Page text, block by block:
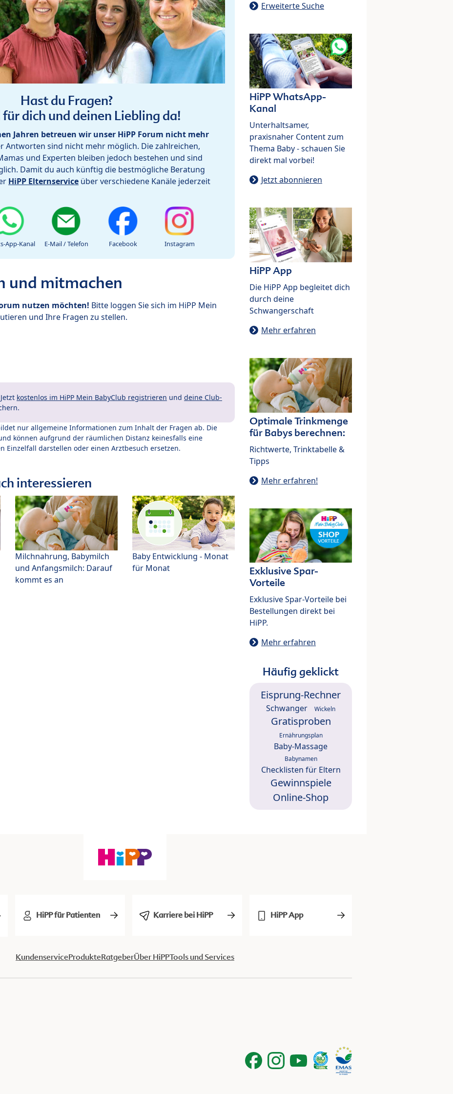
Hast du Fragen?
dich und deinen Liebling da!
Jahren betreuen wir unser HiPP Forum nicht mehr
Antworten sind nicht mehr möglich. Die zahlreichen,
und Experten bleiben jedoch bestehen und sind
Damit du auch künftig die bestmögliche Beratung
HiPP Elternservice über verschiedene Kanäle jederzeit
App-Kanal E-Mail / Telefon Facebook Instagram
und mitmachen
nutzen möchten! Bitte loggen Sie sich im HiPP Mein
und Ihre Fragen zu stellen.
Jetzt kostenlos im HiPP Mein BabyClub registrieren und deine Club-
nur allgemeine Informationen zum Inhalt der Fragen ab. Die
können aufgrund der räumlichen Distanz keinesfalls eine
Einzelfall darstellen oder einen Arztbesuch ersetzen.
interessieren
Milchnahrung, Babymilch
und Anfangsmilch: Darauf
kommt es an
Baby Entwicklung - Monat
für Monat
Erweiterte Suche
HiPP WhatsApp-
Kanal
Unterhaltsamer,
praxisnaher Content zum
Thema Baby - schauen Sie
direkt mal vorbei!
Jetzt abonnieren
HiPP App
Die HiPP App begleitet dich
durch deine
Schwangerschaft
Mehr erfahren
Optimale Trinkmenge
für Babys berechnen:
Richtwerte, Trinktabelle &
Tipps
Mehr erfahren!
Exklusive Spar-
Vorteile
Exklusive Spar-Vorteile bei
Bestellungen direkt bei
HiPP.
Mehr erfahren
Häufig geklickt
Eisprung-Rechner
Schwanger Wickeln
Gratisproben
Ernährungsplan
Baby-Massage
Babynamen
Checklisten für Eltern
Gewinnspiele
Online-Shop
HiPP für Patienten Karriere bei HiPP HiPP App
KundenserviceProdukteRatgeberÜber HiPPTools und Services